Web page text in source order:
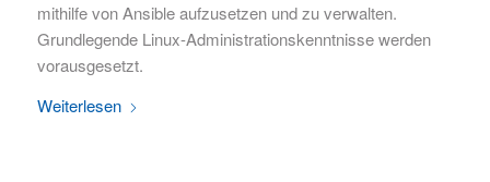
mithilfe von Ansible aufzusetzen und zu verwalten.
Grundlegende Linux-Administrationskenntnisse werden
vorausgesetzt.
Weiterlesen